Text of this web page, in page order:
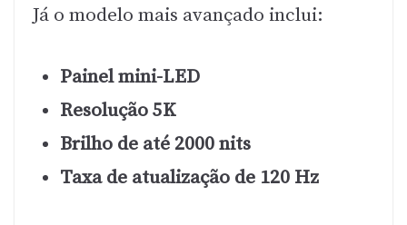
Já o modelo mais avançado inclui:
Painel mini-LED
Resolução 5K
Brilho de até 2000 nits
Taxa de atualização de 120 Hz